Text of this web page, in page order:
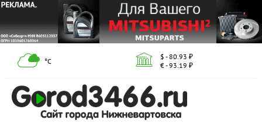
°С
$ - 80.93 ₽
€ - 93.19 ₽